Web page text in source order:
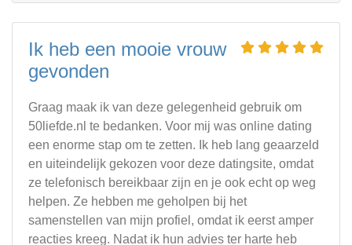
Ik heb een mooie vrouw
gevonden
Graag maak ik van deze gelegenheid gebruik om
50liefde.nl te bedanken. Voor mij was online dating
een enorme stap om te zetten. Ik heb lang geaarzeld
en uiteindelijk gekozen voor deze datingsite, omdat
ze telefonisch bereikbaar zijn en je ook echt op weg
helpen. Ze hebben me geholpen bij het
samenstellen van mijn profiel, omdat ik eerst amper
reacties kreeg. Nadat ik hun advies ter harte heb